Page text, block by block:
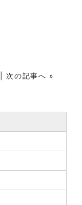
次の記事へ »